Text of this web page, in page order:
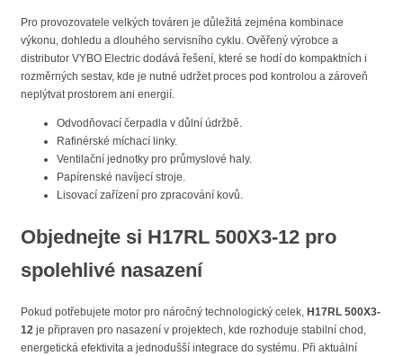
Pro provozovatele velkých továren je důležitá zejména kombinace
výkonu, dohledu a dlouhého servisního cyklu. Ověřený výrobce a
distributor VYBO Electric dodává řešení, které se hodí do kompaktních i
rozměrných sestav, kde je nutné udržet proces pod kontrolou a zároveň
neplýtvat prostorem ani energií.
Odvodňovací čerpadla v důlní údržbě.
Rafinérské míchací linky.
Ventilační jednotky pro průmyslové haly.
Papírenské navíjecí stroje.
Lisovací zařízení pro zpracování kovů.
Objednejte si H17RL 500X3-12 pro
spolehlivé nasazení
Pokud potřebujete motor pro náročný technologický celek, H17RL 500X3-
12 je připraven pro nasazení v projektech, kde rozhoduje stabilní chod,
energetická efektivita a jednodušší integrace do systému. Při aktuální